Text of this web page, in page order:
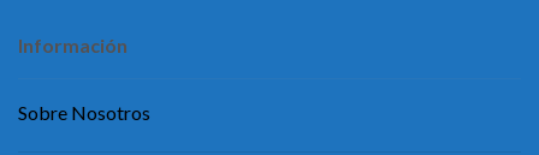
Información
Sobre Nosotros